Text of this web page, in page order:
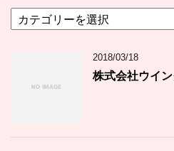
テ
2018/03/18
株式会社ウイ